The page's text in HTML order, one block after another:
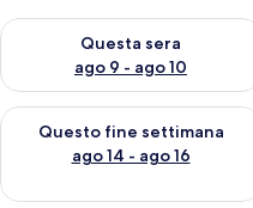
Questa sera
ago 9 - ago 10
Verifica la disponibilità per
Questo fine settimana
ago 14 - ago 16
Verifica la disponibilità per